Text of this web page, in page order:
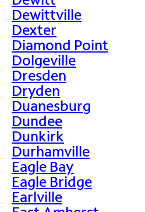
Dewittville
Dexter
Diamond Point
Dolgeville
Dresden
Dryden
Duanesburg
Dundee
Dunkirk
Durhamville
Eagle Bay
Eagle Bridge
Earlville